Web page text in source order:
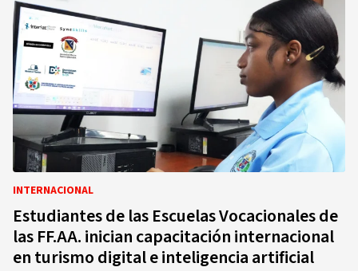
INTERNACIONAL
Estudiantes de las Escuelas Vocacionales de
las FF.AA. inician capacitación internacional
en turismo digital e inteligencia artificial